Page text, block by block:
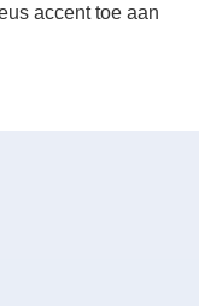
accent toe aan